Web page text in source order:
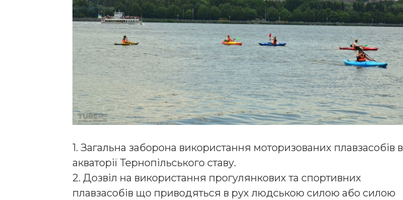
1. Загальна заборона використання моторизованих плавзасобів в
акваторії Тернопільського ставу.
2. Дозвіл на використання прогулянкових та спортивних
плавзасобів що приводяться в рух людською силою або силою